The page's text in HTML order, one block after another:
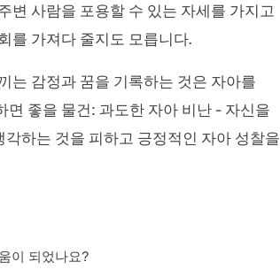
변 사람을 포용할 수 있는 자세를 가지고
를 가져다 줄지도 모릅니다.
는 감정과 꿈을 기록하는 것은 자아를
좋을 물건: 과도한 자아 비난 - 자신을
하는 것을 피하고 긍정적인 자아 성찰을
이 되었나요?